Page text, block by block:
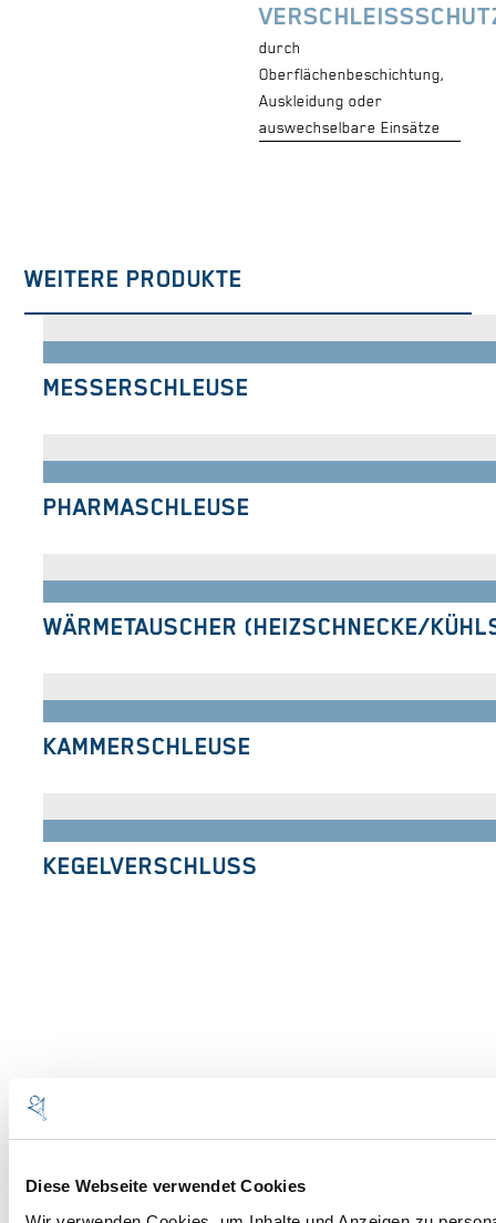
Diese Webseite verwendet Cookies
durch
Oberflächenbeschichtung,
Auskleidung oder
auswechselbare Einsätze
WEITERE PRODUKTE
MESSERSCHLEUSE
PHARMASCHLEUSE
WÄRMETAUSCHER (HEIZSCHNECKE/
KAMMERSCHLEUSE
KEGELVERSCHLUSS
MASCHINENBAU
GMBH